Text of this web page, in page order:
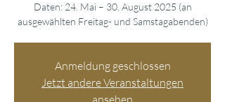
Daten: 24. Mai – 30. August 2025 (an
ausgewählten Freitag- und Samstagabenden)
Anmeldung geschlossen
Jetzt andere Veranstaltungen
ansehen